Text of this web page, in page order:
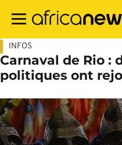
contenu
INFOS
Carnaval de Rio :
politiques ont